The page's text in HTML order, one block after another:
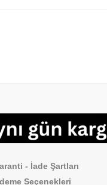
Sorulan Sorular
- İade Şartları
Seçenekleri